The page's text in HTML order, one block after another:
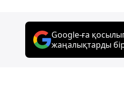
Google-ға
жаңалықтарды